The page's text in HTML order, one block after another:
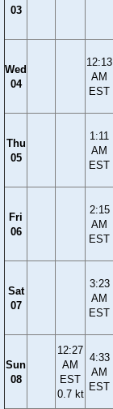
03
Wed
04
12:13
AM
EST
Thu
05
1:11
AM
EST
Fri
06
2:15
AM
EST
Sat
07
3:23
AM
EST
Sun
08
12:27
AM
EST
0.7 kt
4:33
AM
EST